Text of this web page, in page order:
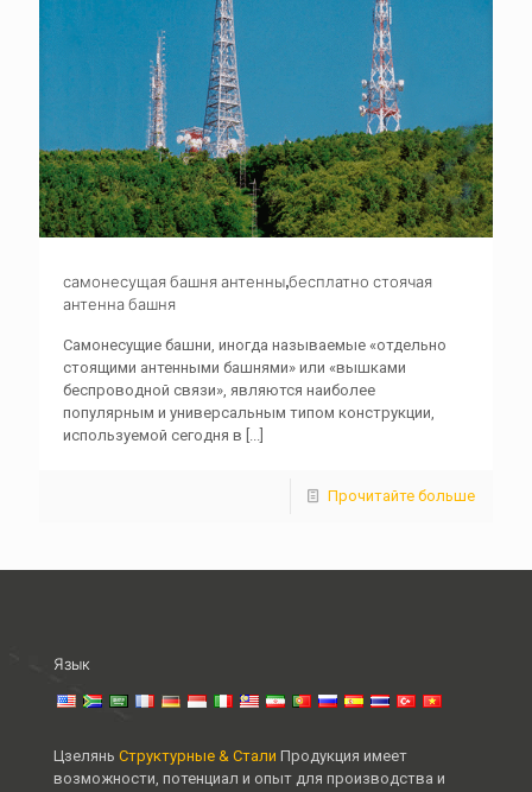
самонесущая башня антенны,бесплатно стоячая
антенна башня
Самонесущие башни, иногда называемые «отдельно
стоящими антенными башнями» или «вышками
беспроводной связи», являются наиболее
популярным и универсальным типом конструкции,
используемой сегодня в [...]
Прочитайте больше
Язык
Цзелянь Структурные & Стали Продукция имеет
возможности, потенциал и опыт для производства и